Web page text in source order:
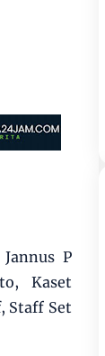
P
Kaset
Staff Set